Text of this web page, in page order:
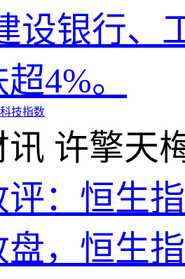
设银行、
4%。
技指数
讯 许擎天
：恒生
，恒生